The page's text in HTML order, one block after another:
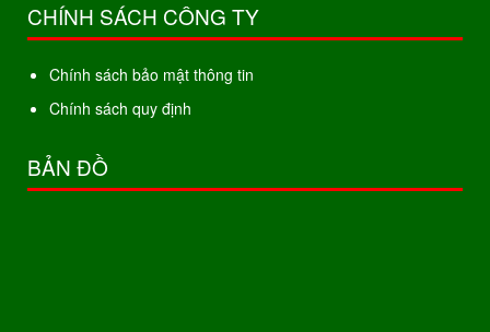
CHÍNH SÁCH CÔNG TY
Chính sách bảo mật thông tin
Chính sách quy định
BẢN ĐỒ